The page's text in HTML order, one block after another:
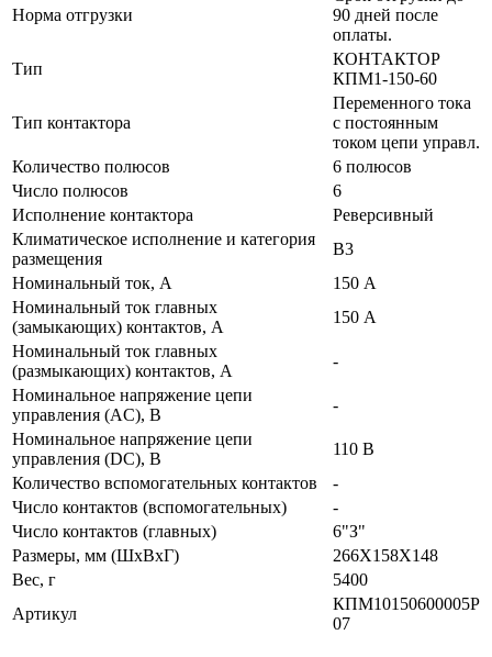
Норма отгрузки
90 дней после
оплаты.
Тип
КОНТАКТОР
КПМ1-150-60
Тип контактора
Переменного тока
с постоянным
током цепи управл.
Количество полюсов
6 полюсов
Число полюсов
6
Исполнение контактора
Реверсивный
Климатическое исполнение и категория
размещения
В3
Номинальный ток, А
150 А
Номинальный ток главных
(замыкающих) контактов, А
150 А
Номинальный ток главных
(размыкающих) контактов, А
-
Номинальное напряжение цепи
управления (AC), В
-
Номинальное напряжение цепи
управления (DC), В
110 В
Количество вспомогательных контактов
-
Число контактов (вспомогательных)
-
Число контактов (главных)
6"З"
Размеры, мм (ШхВхГ)
266Х158Х148
Вес, г
5400
Артикул
КПМ10150600005Р
07